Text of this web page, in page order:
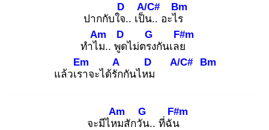
ปากกับใจ.
D
. เป็น
A/C#
.. อะไร
Bm
ทำไม
Am
.. พูด
D
ไม่ตรง
G
กันเลย
F#m
แล้วเรา
Em
จะได้รัก
A
กันไหม
D A/C# Bm
จะมีไหม
Am
สักวัน
G
.. ที่ฉัน
F#m